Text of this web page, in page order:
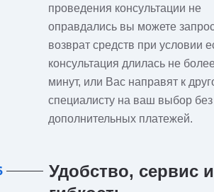
проведения консультации не
оправдались вы можете
возврат средств при условии
консультация длилась не
минут, или Вас направят к
специалисту на ваш выбор без
дополнительных платежей.
Удобство, сервис и